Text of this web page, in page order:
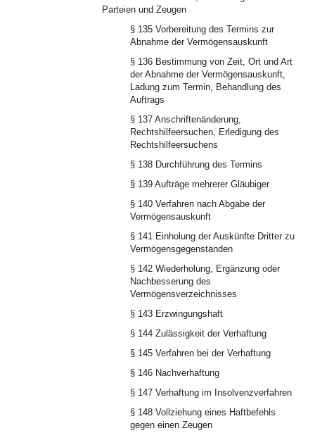
Parteien und Zeugen
§ 135 Vorbereitung des Termins zur
Abnahme der Vermögensauskunft
§ 136 Bestimmung von Zeit, Ort und Art
der Abnahme der Vermögensauskunft,
Ladung zum Termin, Behandlung des
Auftrags
§ 137 Anschriftenänderung,
Rechtshilfeersuchen, Erledigung des
Rechtshilfeersuchens
§ 138 Durchführung des Termins
§ 139 Aufträge mehrerer Gläubiger
§ 140 Verfahren nach Abgabe der
Vermögensauskunft
§ 141 Einholung der Auskünfte Dritter zu
Vermögensgegenständen
§ 142 Wiederholung, Ergänzung oder
Nachbesserung des
Vermögensverzeichnisses
§ 143 Erzwingungshaft
§ 144 Zulässigkeit der Verhaftung
§ 145 Verfahren bei der Verhaftung
§ 146 Nachverhaftung
§ 147 Verhaftung im Insolvenzverfahren
§ 148 Vollziehung eines Haftbefehls
gegen einen Zeugen